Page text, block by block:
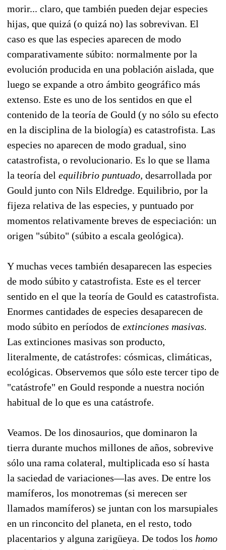
morir... claro, que también pueden dejar especies
hijas, que quizá (o quizá no) las sobrevivan. El
caso es que las especies aparecen de modo
comparativamente súbito: normalmente por la
evolución producida en una población aislada, que
luego se expande a otro ámbito geográfico más
extenso. Este es uno de los sentidos en que el
contenido de la teoría de Gould (y no sólo su efecto
en la disciplina de la biología) es catastrofista. Las
especies no aparecen de modo gradual, sino
catastrofista, o revolucionario. Es lo que se llama
la teoría del equilibrio puntuado, desarrollada por
Gould junto con Nils Eldredge. Equilibrio, por la
fijeza relativa de las especies, y puntuado por
momentos relativamente breves de especiación: un
origen "súbito" (súbito a escala geológica).
Y muchas veces también desaparecen las especies
de modo súbito y catastrofista. Este es el tercer
sentido en el que la teoría de Gould es catastrofista.
Enormes cantidades de especies desaparecen de
modo súbito en períodos de extinciones masivas.
Las extinciones masivas son producto,
literalmente, de catástrofes: cósmicas, climáticas,
ecológicas. Observemos que sólo este tercer tipo de
"catástrofe" en Gould responde a nuestra noción
habitual de lo que es una catástrofe.
Veamos. De los dinosaurios, que dominaron la
tierra durante muchos millones de años, sobrevive
sólo una rama colateral, multiplicada eso sí hasta
la saciedad de variaciones—las aves. De entre los
mamíferos, los monotremas (si merecen ser
llamados mamíferos) se juntan con los marsupiales
en un rinconcito del planeta, en el resto, todo
placentarios y alguna zarigüeya. De todos los homo